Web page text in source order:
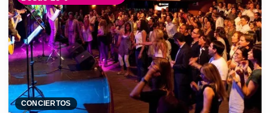
CONCIERTOS